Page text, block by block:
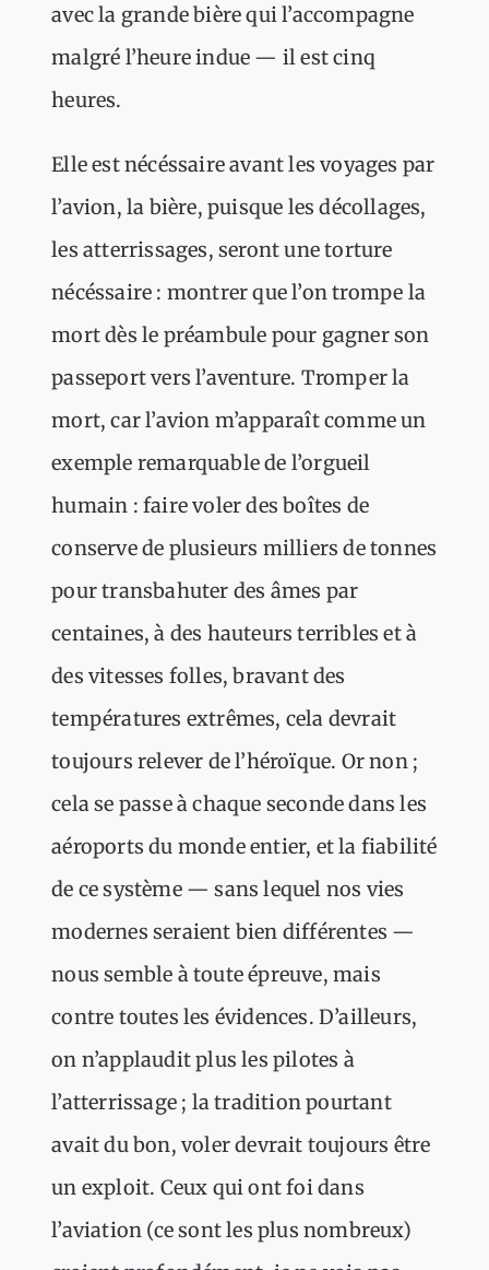
avec la grande bière qui l’accompagne
malgré l’heure indue — il est cinq
heures.
Elle est nécéssaire avant les voyages par
l’avion, la bière, puisque les décollages,
les atterrissages, seront une torture
nécéssaire : montrer que l’on trompe la
mort dès le préambule pour gagner son
passeport vers l’aventure. Tromper la
mort, car l’avion m’apparaît comme un
exemple remarquable de l’orgueil
humain : faire voler des boîtes de
conserve de plusieurs milliers de tonnes
pour transbahuter des âmes par
centaines, à des hauteurs terribles et à
des vitesses folles, bravant des
températures extrêmes, cela devrait
toujours relever de l’héroïque. Or non ;
cela se passe à chaque seconde dans les
aéroports du monde entier, et la fiabilité
de ce système — sans lequel nos vies
modernes seraient bien différentes —
nous semble à toute épreuve, mais
contre toutes les évidences. D’ailleurs,
on n’applaudit plus les pilotes à
l’atterrissage ; la tradition pourtant
avait du bon, voler devrait toujours être
un exploit. Ceux qui ont foi dans
l’aviation (ce sont les plus nombreux)